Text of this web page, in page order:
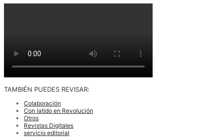
TAMBIÉN PUEDES REVISAR:
Colaboración
Con latido en Revolución
Otros
Revistas Digitales
servicio editorial